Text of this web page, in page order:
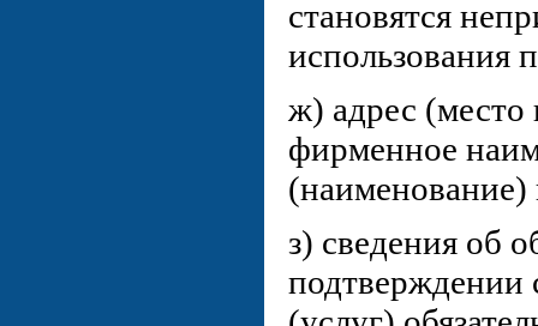
становятся
использования
ж) адрес (место
фирменное
(наименование)
з) сведения об
подтверждении